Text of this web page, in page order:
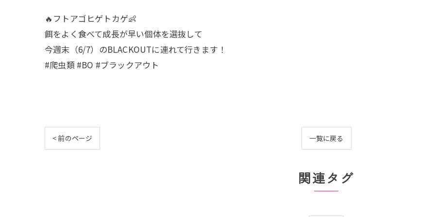
🔥フトアゴヒゲトカゲ👶
餌をよく食べて成長が早い個体を選抜して
今週末（6/7）のBLACKOUTに連れて行きます！
#爬虫類 #BO #ブラックアウト
< 前のページ 一覧に戻る
関連タグ